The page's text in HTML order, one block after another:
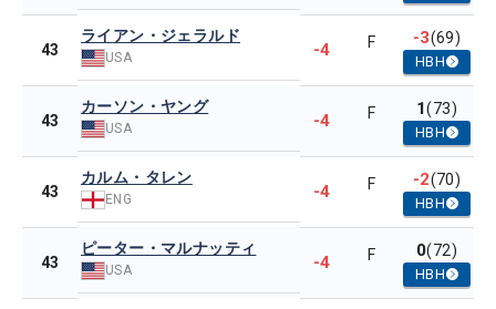
43
ライアン・ジェラルド
USA -4 F -3(69)
HBH
43
カーソン・ヤング
USA -4 F 1(73)
HBH
43
カルム・タレン
ENG -4 F -2(70)
HBH
43
ピーター・マルナッティ
USA -4 F 0(72)
HBH